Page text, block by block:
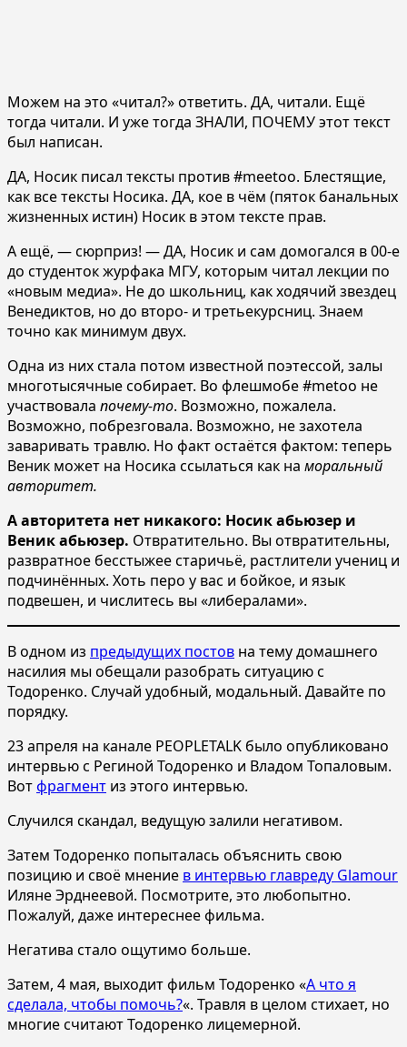
Можем на это «читал?» ответить. ДА, читали. Ещё
тогда читали. И уже тогда ЗНАЛИ, ПОЧЕМУ этот текст
был написан.
ДА, Носик писал тексты против #meetoo. Блестящие,
как все тексты Носика. ДА, кое в чём (пяток банальных
жизненных истин) Носик в этом тексте прав.
А ещё, — сюрприз! — ДА, Носик и сам домогался в 00-е
до студенток журфака МГУ, которым читал лекции по
«новым медиа». Не до школьниц, как ходячий звездец
Венедиктов, но до второ- и третьекурсниц. Знаем
точно как минимум двух.
Одна из них стала потом известной поэтессой, залы
многотысячные собирает. Во флешмобе #metoo не
участвовала почему-то. Возможно, пожалела.
Возможно, побрезговала. Возможно, не захотела
заваривать травлю. Но факт остаётся фактом: теперь
Веник может на Носика ссылаться как на моральный
авторитет.
А авторитета нет никакого: Носик абьюзер и
Веник абьюзер. Отвратительно. Вы отвратительны,
развратное бесстыжее старичьё, растлители учениц и
подчинённых. Хоть перо у вас и бойкое, и язык
подвешен, и числитесь вы «либералами».
В одном из предыдущих постов на тему домашнего
насилия мы обещали разобрать ситуацию с
Тодоренко. Случай удобный, модальный. Давайте по
порядку.
23 апреля на канале PEOPLETALK было опубликовано
интервью с Региной Тодоренко и Владом Топаловым.
Вотфрагмент из этого интервью.
Случился скандал, ведущую залили негативом.
Затем Тодоренко попыталась объяснить свою
позицию и своё мнение в интервью главреду Glamour
Иляне Эрднеевой. Посмотрите, это любопытно.
Пожалуй, даже интереснее фильма.
Негатива стало ощутимо больше.
Затем, 4 мая, выходит фильм Тодоренко «А что я
сделала, чтобы помочь?«. Травля в целом стихает, но
многие считают Тодоренко лицемерной.